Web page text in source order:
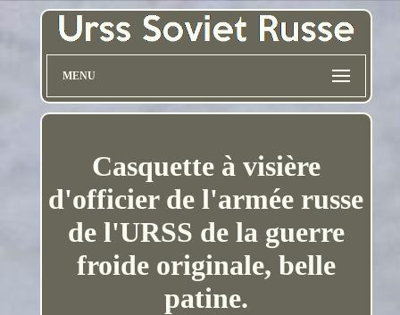
MENU
Casquette à visière
d'officier de l'armée russe
de l'URSS de la guerre
froide originale, belle
patine.